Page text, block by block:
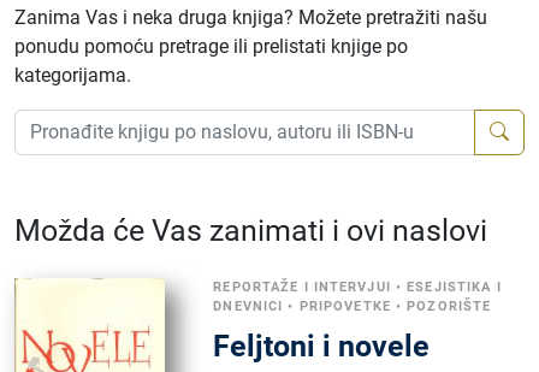
Zanima Vas i neka druga knjiga? Možete pretražiti našu
ponudu pomoću pretrage ili prelistati knjige po
kategorijama.
Možda će Vas zanimati i ovi naslovi
REPORTAŽE I INTERVJUI •ESEJISTIKA I
DNEVNICI • PRIPOVETKE •POZORIŠTE
Feljtoni i novele